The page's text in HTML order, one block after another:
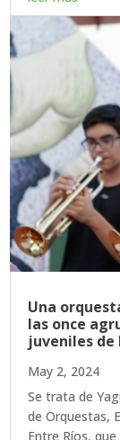
Una
las once
juveniles de
May 2, 2024
Se trata de
de Orquestas,
Entre Ríos,